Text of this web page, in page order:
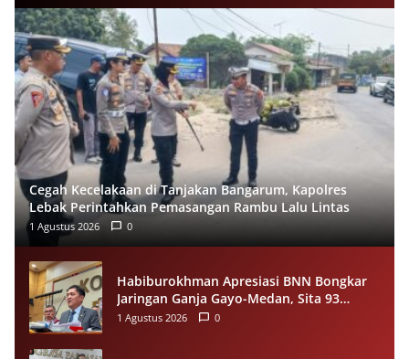
Cegah Kecelakaan di Tanjakan Bangarum, Kapolres
Lebak Perintahkan Pemasangan Rambu Lalu Lintas
1 Agustus 2026 0
Habiburokhman Apresiasi BNN Bongkar
Jaringan Ganja Gayo-Medan, Sita 93
Kilogram di Sumut
1 Agustus 2026 0